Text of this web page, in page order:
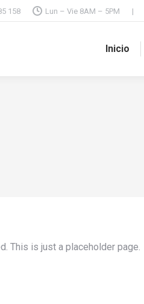
158 Lun – Vie 8AM – 5PM |
Inicio
This is just a placeholder page.